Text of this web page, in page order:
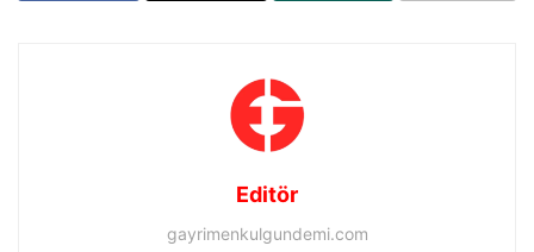
Editör
gayrimenkulgundemi.com